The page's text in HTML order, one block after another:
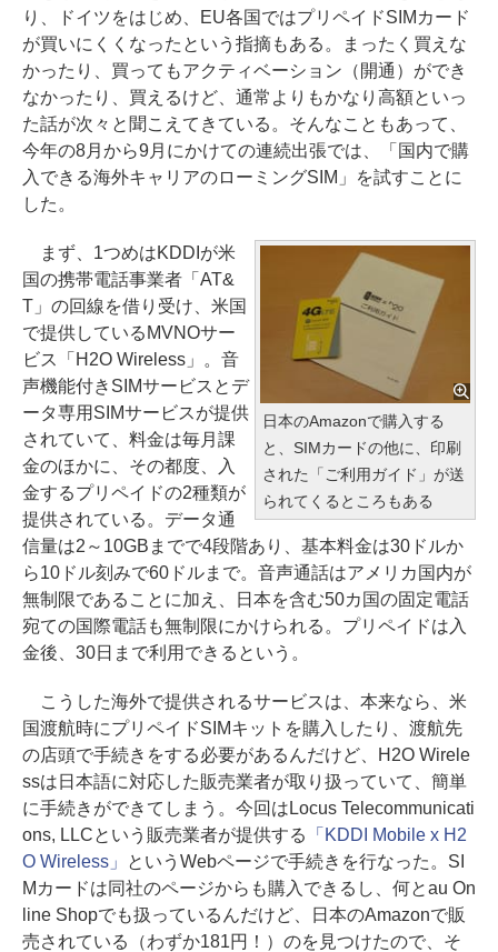
り、ドイツをはじめ、EU各国ではプリペイドSIMカード
が買いにくくなったという指摘もある。まったく買えな
かったり、買ってもアクティベーション（開通）ができ
なかったり、買えるけど、通常よりもかなり高額といっ
た話が次々と聞こえてきている。そんなこともあって、
今年の8月から9月にかけての連続出張では、「国内で購
入できる海外キャリアのローミングSIM」を試すことに
した。
日本のAmazonで購入する
と、SIMカードの他に、印刷
された「ご利用ガイド」が送
られてくるところもある
まず、1つめはKDDIが米
国の携帯電話事業者「AT&
T」の回線を借り受け、米国
で提供しているMVNOサー
ビス「H2O Wireless」。音
声機能付きSIMサービスとデ
ータ専用SIMサービスが提供
されていて、料金は毎月課
金のほかに、その都度、入
金するプリペイドの2種類が
提供されている。データ通
信量は2～10GBまでで4段階あり、基本料金は30ドルか
ら10ドル刻みで60ドルまで。音声通話はアメリカ国内が
無制限であることに加え、日本を含む50カ国の固定電話
宛ての国際電話も無制限にかけられる。プリペイドは入
金後、30日まで利用できるという。
こうした海外で提供されるサービスは、本来なら、米
国渡航時にプリペイドSIMキットを購入したり、渡航先
の店頭で手続きをする必要があるんだけど、H2O Wirele
ssは日本語に対応した販売業者が取り扱っていて、簡単
に手続きができてしまう。今回はLocus Telecommunicati
ons, LLCという販売業者が提供する
「KDDI Mobile x H2
O Wireless」
というWebページで手続きを行なった。SI
Mカードは同社のページからも購入できるし、何とau On
line Shopでも扱っているんだけど、日本のAmazonで販
売されている（わずか181円！）のを見つけたので、そ